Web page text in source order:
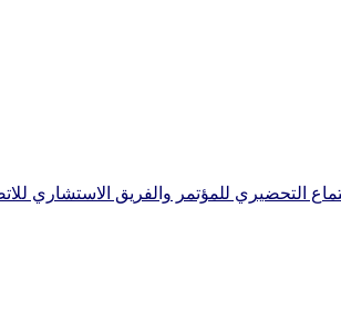
التحضيري للمؤتمر والفريق الاستشاري